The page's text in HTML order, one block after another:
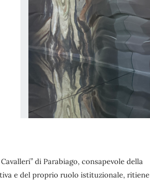
di Parabiago, consapevole della
e del proprio ruolo istituzionale, ritiene